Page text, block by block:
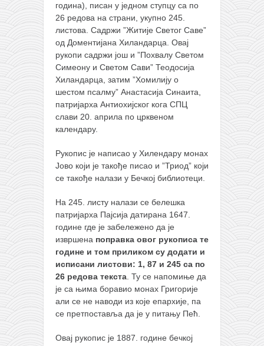
година), писан у једном ступцу са по
26 редова на страни, укупно 245.
листова. Садржи ”Житије Светог Саве”
од Доментијана Хиландарца. Овај
рукопи садржи још и ”Похвалу Светом
Симеону и Светом Сави” Теодосија
Хиландарца, затим ”Хомилију о
шестом псалму” Анастасија Синаита,
патријарха Антиохијског кога СПЦ
слави 20. априла по црквеном
календару.
Рукопис је написао у Хилендару монах
Јово који је такође писао и ”Триод” који
се такође налази у Бечкој библиотеци.
На 245. листу налази се белешка
патријарха Пајсија датирана 1647.
године где је забележено да је
извршена поправка овог рукописа те
године и том приликом су додати и
исписани листови: 1, 87 и 245 са по
26 редова текста. Ту се напомиње да
је са њима боравио монах Григорије
али се не наводи из које епархије, па
се претпоставља да је у питању Пећ.
Овај рукопис је 1887. године бечкој